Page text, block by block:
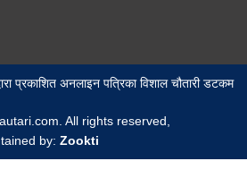
प्रकाशित अनलाइन पत्रिका विशाल चौतारी डटकम
All rights reserved,
by: Zookti